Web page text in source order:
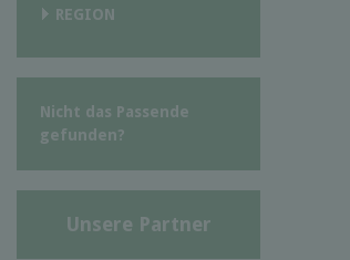
REGION
Nicht das Passende
gefunden?
Unsere Partner